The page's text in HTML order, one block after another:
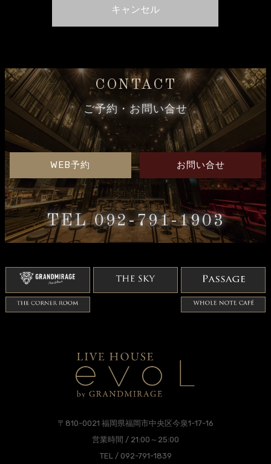
CONTACT
ご予約・お問い合せ
WEB予約 お問い合せ
TEL 092-791-1903
〒810-0021 福岡県福岡市中央区今泉1-17-16
営業時間 / 21:00～25:00
TEL / 092-791-1839